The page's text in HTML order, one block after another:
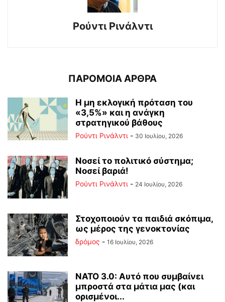
Ρούντι Ρινάλντι
ΠΑΡΟΜΟΙΑ ΑΡΘΡΑ
Η μη εκλογική πρόταση του
«3,5%» και η ανάγκη
στρατηγικού βάθους
Ρούντι Ρινάλντι - 30 Ιουλίου, 2026
Νοσεί το πολιτικό σύστημα;
Νοσεί βαριά!
Ρούντι Ρινάλντι - 24 Ιουλίου, 2026
Στοχοποιούν τα παιδιά σκόπιμα,
ως μέρος της γενοκτονίας
δρόμος - 16 Ιουλίου, 2026
ΝΑΤΟ 3.0: Αυτό που συμβαίνει
μπροστά στα μάτια μας (και
ορισμένοι...